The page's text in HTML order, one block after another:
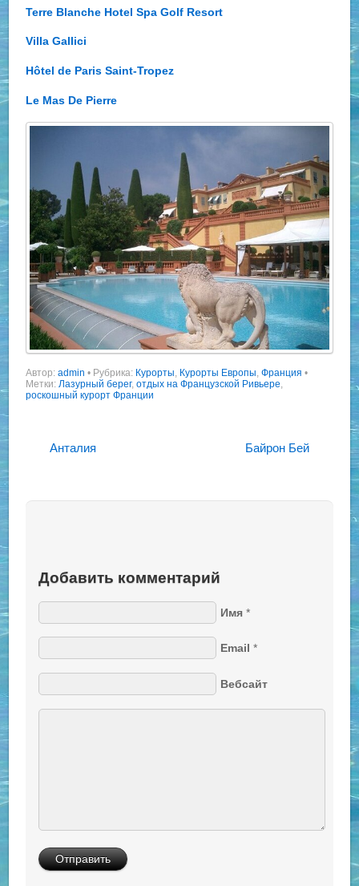
Terre Blanche Hotel Spa Golf Resort
Villa Gallici
Hôtel de Paris Saint-Tropez
Le Mas De Pierre
Автор:admin • Рубрика: Курорты, Курорты Европы,Франция •
Метки:Лазурный берег,отдых на Французской Ривьере,
роскошный курорт Франции
Анталия Байрон Бей
Добавить комментарий
Имя *
Email *
Вебсайт